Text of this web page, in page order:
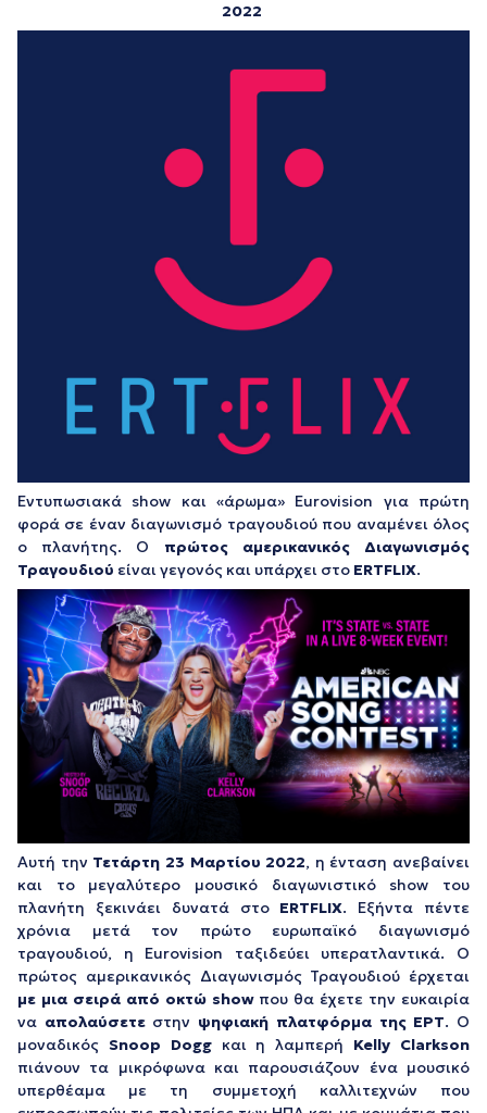
2022
Eντυπωσιακά show και «άρωμα» Eurovision για πρώτη
φορά σε έναν διαγωνισμό τραγουδιού που αναμένει όλος
ο πλανήτης. Ο πρώτος αμερικανικός
Διαγωνισμός
Τραγουδιού είναι γεγονός και υπάρχει στο ERTFLIX.
Αυτή την Τετάρτη 23 Mαρτίου 2022, η ένταση ανεβαίνει
και το μεγαλύτερο μουσικό διαγωνιστικό show του
πλανήτη ξεκινάει δυνατά στο ERTFLIX. Εξήντα πέντε
χρόνια μετά τον πρώτο ευρωπαϊκό διαγωνισμό
τραγουδιού, η Eurovision ταξιδεύει υπερατλαντικά. Ο
πρώτος αμερικανικός Διαγωνισμός Τραγουδιού έρχεται
με μια σειρά από οκτώ show που θα έχετε την ευκαιρία
να απολαύσετεστην ψηφιακή πλατφόρμα της ΕΡΤ. Ο
μοναδικός Snoop Doggκαι η λαμπερή Kelly Clarkson
πιάνουν τα μικρόφωνα και παρουσιάζουν ένα μουσικό
υπερθέαμα με τη συμμετοχή καλλιτεχνών που